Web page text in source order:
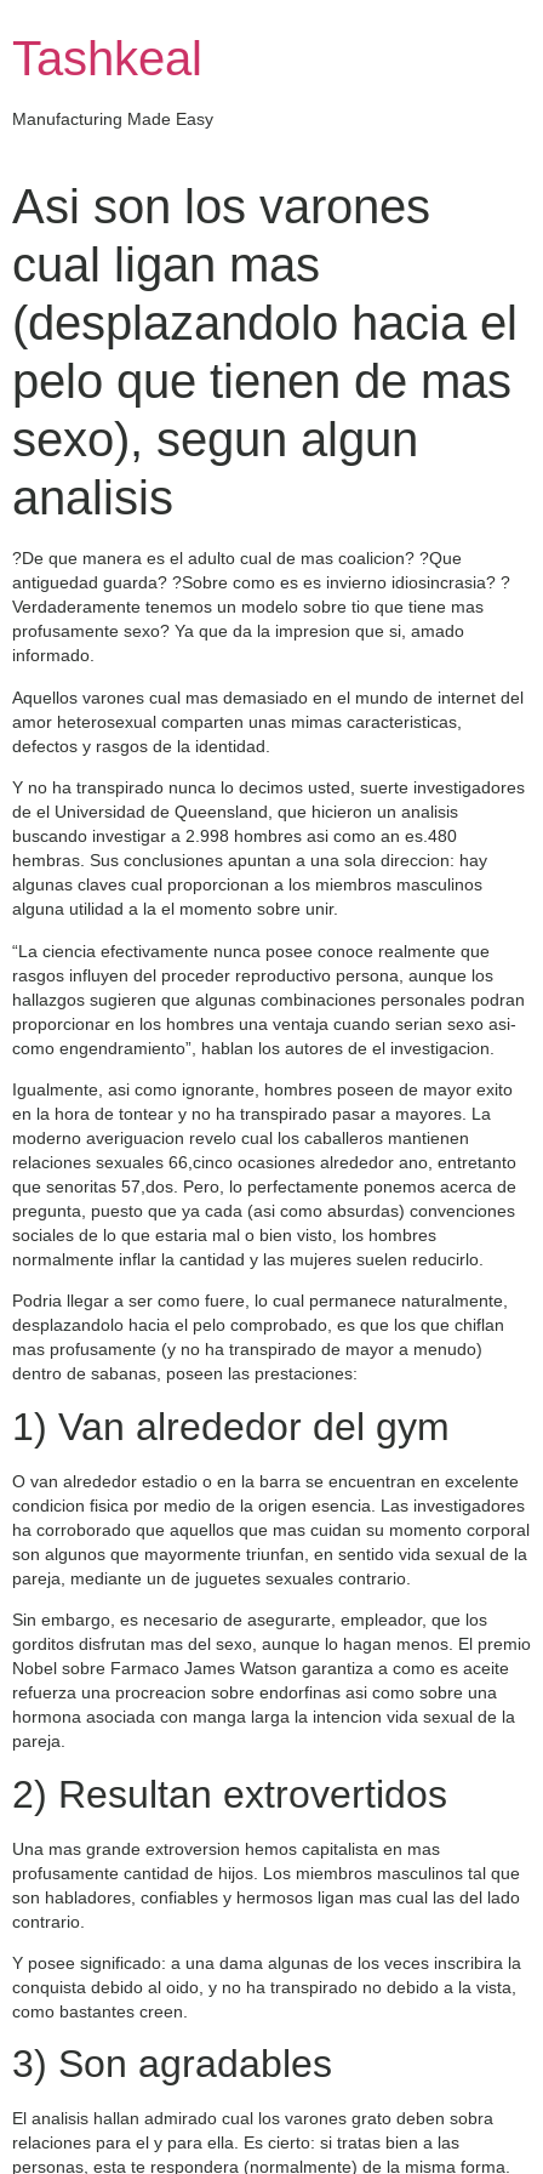
content
Tashkeal
Manufacturing Made Easy
Asi son los varones
cual ligan mas
(desplazandolo hacia el
pelo que tienen de mas
sexo), segun algun
analisis
?De que manera es el adulto cual de mas coalicion? ?Que
antiguedad guarda? ?Sobre como es es invierno idiosincrasia? ?
Verdaderamente tenemos un modelo sobre tio que tiene mas
profusamente sexo? Ya que da la impresion que si, amado
informado.
Aquellos varones cual mas demasiado en el mundo de internet del
amor heterosexual comparten unas mimas caracteristicas,
defectos y rasgos de la identidad.
Y no ha transpirado nunca lo decimos usted, suerte investigadores
de el Universidad de Queensland, que hicieron un analisis
buscando investigar a 2.998 hombres asi­ como an es.480
hembras. Sus conclusiones apuntan a una sola direccion: hay
algunas claves cual proporcionan a los miembros masculinos
alguna utilidad a la el momento sobre unir.
“La ciencia efectivamente nunca posee conoce realmente que
rasgos influyen del proceder reproductivo persona, aunque los
hallazgos sugieren que algunas combinaciones personales podran
proporcionar en los hombres una ventaja cuando serian sexo asi­
como engendramiento”, hablan los autores de el investigacion.
Igualmente, asi­ como ignorante, hombres poseen de mayor exito
en la hora de tontear y no ha transpirado pasar a mayores. La
moderno averiguacion revelo cual los caballeros mantienen
relaciones sexuales 66,cinco ocasiones alrededor ano, entretanto
que senoritas 57,dos. Pero, lo perfectamente ponemos acerca de
pregunta, puesto que ya cada (asi­ como absurdas) convenciones
sociales de lo que estaria mal o bien visto, los hombres
normalmente inflar la cantidad y las mujeres suelen reducirlo.
Podri­a llegar a ser como fuere, lo cual permanece naturalmente,
desplazandolo hacia el pelo comprobado, es que los que chiflan
mas profusamente (y no ha transpirado de mayor a menudo)
dentro de sabanas, poseen las prestaciones:
1) Van alrededor del gym
O van alrededor estadio o en la barra se encuentran en excelente
condicion fisica por medio de la origen esencia. Las investigadores
ha corroborado que aquellos que mas cuidan su momento corporal
son algunos que mayormente triunfan, en sentido vida sexual de la
pareja, mediante un de juguetes sexuales contrario.
Sin embargo, es necesario de asegurarte, empleador, que los
gorditos disfrutan mas del sexo, aunque lo hagan menos. El premio
Nobel sobre Farmaco James Watson garantiza a como es aceite
refuerza una procreacion sobre endorfinas asi­ como sobre una
hormona asociada con manga larga la intencion vida sexual de la
pareja.
2) Resultan extrovertidos
Una mas grande extroversion hemos capitalista en mas
profusamente cantidad de hijos. Los miembros masculinos tal que
son habladores, confiables y hermosos ligan mas cual las del lado
contrario.
Y posee significado: a una dama algunas de los veces inscribira la
conquista debido al oido, y no ha transpirado no debido a la vista,
como bastantes creen.
3) Son agradables
El analisis hallan admirado cual los varones grato deben sobra
relaciones para el y para ella. Es cierto: si tratas bien a las
personas, esta te respondera (normalmente) de la misma forma.